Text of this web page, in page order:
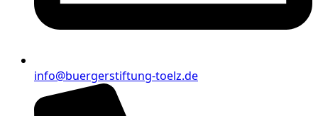
info@buergerstiftung-toelz.de